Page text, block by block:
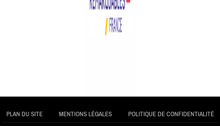
PLAN DU SITE MENTIONS LÉGALES POLITIQUE DE CONFIDENTIALITÉ